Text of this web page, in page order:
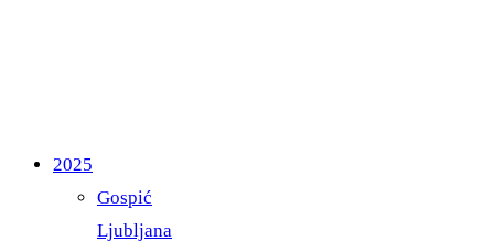
2025
Gospić
Ljubljana